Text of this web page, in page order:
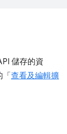
儲存的資
查看及編輯擴